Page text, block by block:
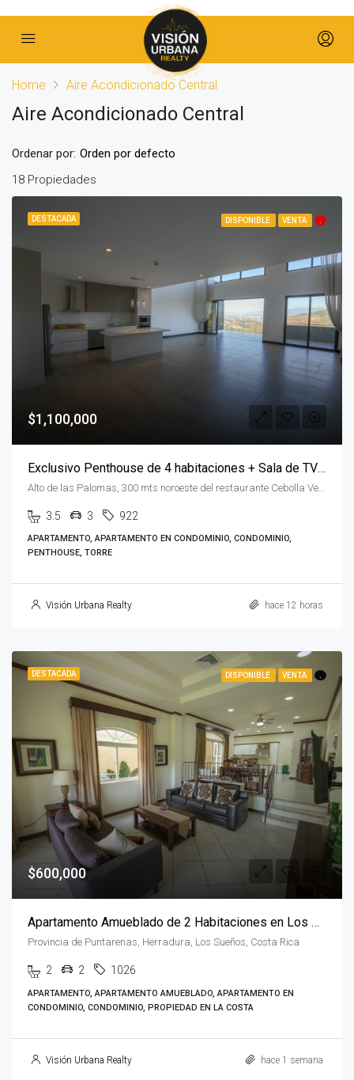
Home Aire Acondicionado Central
Aire Acondicionado Central
18 Propiedades
Ordenar por: Orden por defecto
DESTACADA DISPONIBLE VENTA
$1,100,000
Exclusivo Penthouse de 4 habitaciones + Sala de TV en Flats 21
3.5 3 922
APARTAMENTO, APARTAMENTO EN CONDOMINIO, CONDOMINIO,
PENTHOUSE, TORRE
Visión Urbana Realty hace 12 horas
DESTACADA DISPONIBLE VENTA
$600,000
Apartamento Amueblado de 2 Habitaciones en Los Sueños, Herradura
Provincia de Puntarenas, Herradura, Los Sueños, Costa Rica
2 2 1026
APARTAMENTO, APARTAMENTO AMUEBLADO, APARTAMENTO EN
CONDOMINIO, CONDOMINIO, PROPIEDAD EN LA COSTA
Visión Urbana Realty hace 1 semana